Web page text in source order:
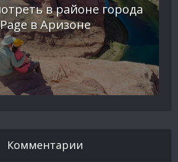
в районе города
Page в Аризоне
Комментарии